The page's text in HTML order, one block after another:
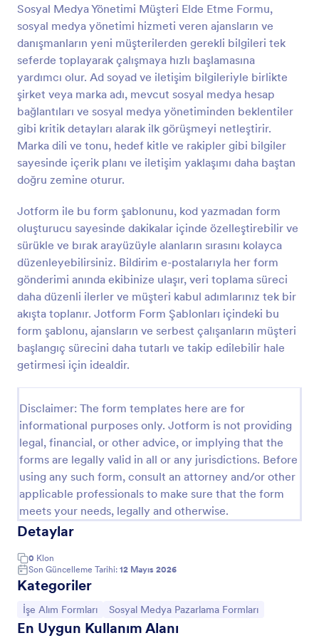
Sosyal Medya Yönetimi Müşteri Elde Etme Formu,
sosyal medya yönetimi hizmeti veren ajansların ve
danışmanların yeni müşterilerden gerekli bilgileri tek
seferde toplayarak çalışmaya hızlı başlamasına
yardımcı olur. Ad soyad ve iletişim bilgileriyle birlikte
şirket veya marka adı, mevcut sosyal medya hesap
bağlantıları ve sosyal medya yönetiminden beklentiler
gibi kritik detayları alarak ilk görüşmeyi netleştirir.
Marka dili ve tonu, hedef kitle ve rakipler gibi bilgiler
sayesinde içerik planı ve iletişim yaklaşımı daha baştan
doğru zemine oturur.
Jotform ile bu form şablonunu, kod yazmadan form
oluşturucu sayesinde dakikalar içinde özelleştirebilir ve
sürükle ve bırak arayüzüyle alanların sırasını kolayca
düzenleyebilirsiniz. Bildirim e-postalarıyla her form
gönderimi anında ekibinize ulaşır, veri toplama süreci
daha düzenli ilerler ve müşteri kabul adımlarınız tek bir
akışta toplanır. Jotform Form Şablonları içindeki bu
form şablonu, ajansların ve serbest çalışanların müşteri
başlangıç sürecini daha tutarlı ve takip edilebilir hale
getirmesi için idealdir.
Disclaimer: The form templates here are for
informational purposes only. Jotform is not providing
legal, financial, or other advice, or implying that the
forms are legally valid in all or any jurisdictions. Before
using any such form, consult an attorney and/or other
applicable professionals to make sure that the form
meets your needs, legally and otherwise.
Detaylar
0 Klon
Son Güncelleme Tarihi: 12 Mayıs 2026
Kategoriler
Kategoriye git:
İşe Alım Formları Kategoriye git:
Sosyal Medya Pazarlama Formları
En Uygun Kullanım Alanı
Önizleme
Personel Oryantasyon Kontrol Listesi Formu
Çalışan Oryantasyon Kontrol Listesi Formu, yeni
belge ve ekipman adımlarını takip etmek isteyen
insan kaynakları ve yöneticiler için pratik bir veri
toplama çözümüdür.
Go to Category:
İşe Alım Formları
Şablon Kullan
Önizleme